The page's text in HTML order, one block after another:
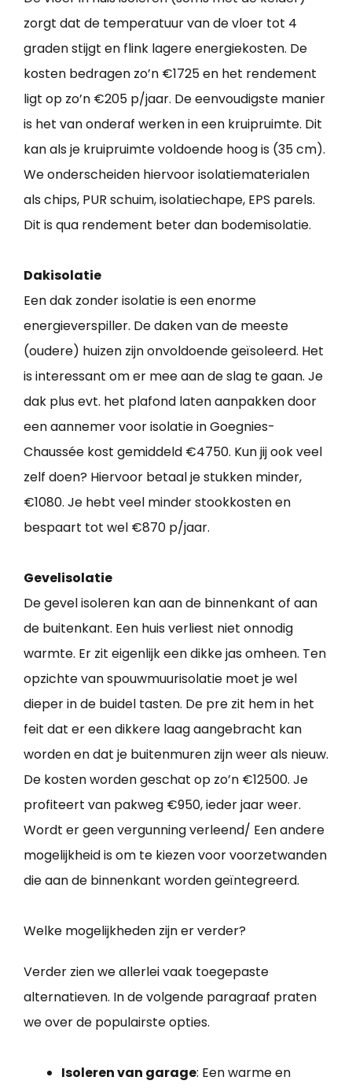
zorgt dat de temperatuur van de vloer tot 4
graden stijgt en flink lagere energiekosten. De
kosten bedragen zo’n €1725 en het rendement
ligt op zo’n €205 p/jaar. De eenvoudigste manier
is het van onderaf werken in een kruipruimte. Dit
kan als je kruipruimte voldoende hoog is (35 cm).
We onderscheiden hiervoor isolatiematerialen
als chips, PUR schuim, isolatiechape, EPS parels.
Dit is qua rendement beter dan bodemisolatie.
Dakisolatie
Een dak zonder isolatie is een enorme
energieverspiller. De daken van de meeste
(oudere) huizen zijn onvoldoende geïsoleerd. Het
is interessant om er mee aan de slag te gaan. Je
dak plus evt. het plafond laten aanpakken door
een aannemer voor isolatie in Goegnies-
Chaussée kost gemiddeld €4750. Kun jij ook veel
zelf doen? Hiervoor betaal je stukken minder,
€1080. Je hebt veel minder stookkosten en
bespaart tot wel €870 p/jaar.
Gevelisolatie
De gevel isoleren kan aan de binnenkant of aan
de buitenkant. Een huis verliest niet onnodig
warmte. Er zit eigenlijk een dikke jas omheen. Ten
opzichte van spouwmuurisolatie moet je wel
dieper in de buidel tasten. De pre zit hem in het
feit dat er een dikkere laag aangebracht kan
worden en dat je buitenmuren zijn weer als nieuw.
De kosten worden geschat op zo’n €12500. Je
profiteert van pakweg €950, ieder jaar weer.
Wordt er geen vergunning verleend/ Een andere
mogelijkheid is om te kiezen voor voorzetwanden
die aan de binnenkant worden geïntegreerd.
Welke mogelijkheden zijn er verder?
Verder zien we allerlei vaak toegepaste
alternatieven. In de volgende paragraaf praten
we over de populairste opties.
Isoleren van garage: Een warme en